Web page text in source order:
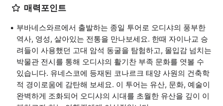
매력포인트
부바네스와르에서 출발하는 종일 투어로 오디샤의 풍부한
역사, 영성, 살아있는 전통을 만나보세요. 한때 자이나교 승
려들이 사용했던 고대 암석 동굴을 탐험하고, 몰입감 넘치는
박물관 전시를 통해 오디샤의 활기찬 부족 문화를 엿볼 수
있습니다. 유네스코에 등재된 코나르크 태양 사원의 건축학
적 경이로움에 감탄해 보세요. 이 투어는 유산, 문화, 예술이
완벽하게 조화되어 오디샤의 시대를 초월한 유산을 깊이 이